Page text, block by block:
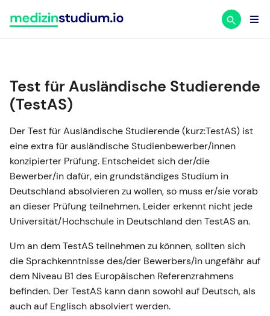
Inhalt
springen
Test für Ausländische Studierende
(TestAS)
Der Test für Ausländische Studierende (kurz:TestAS) ist
eine extra für ausländische Studienbewerber/innen
konzipierter Prüfung. Entscheidet sich der/die
Bewerber/in dafür, ein grundständiges Studium in
Deutschland absolvieren zu wollen, so muss er/sie vorab
an dieser Prüfung teilnehmen. Leider erkennt nicht jede
Universität/Hochschule in Deutschland den TestAS an.
Um an dem TestAS teilnehmen zu können, sollten sich
die Sprachkenntnisse des/der Bewerbers/in ungefähr auf
dem Niveau B1 des Europäischen Referenzrahmens
befinden. Der TestAS kann dann sowohl auf Deutsch, als
auch auf Englisch absolviert werden.